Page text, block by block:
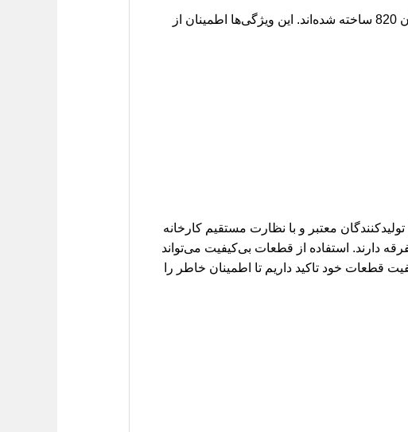
محصولات ارائه شده در لیفان کارز، از مواد اولیه با دوام و مطابق با استانداردهای تولید خودروی لیفان 820 ساخته شده‌اند. این ویژگی‌ها اطمینان از
اصلی توسط تولیدکنندگان معتبر و با نظارت مستقیم کارخانه
دارند. استفاده از قطعات بی‌کیفیت می‌تواند
قطعات خود تاکید داریم تا اطمینان خاطر را